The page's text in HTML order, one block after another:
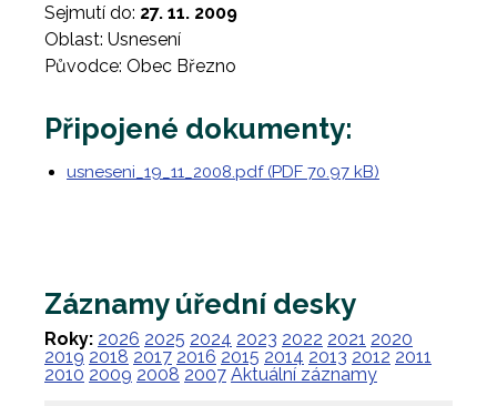
Sejmutí do: 27. 11. 2009
Oblast: Usnesení
Původce: Obec Březno
Připojené dokumenty:
usneseni_19_11_2008.pdf (PDF 70.97 kB)
Záznamy úřední desky
Roky: 2026 2025 2024 2023 2022 2021 2020
2019 2018 2017 2016 2015 2014 2013 2012 2011
2010 2009 2008 2007 Aktuální záznamy